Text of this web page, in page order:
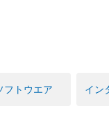
フトウエア イン